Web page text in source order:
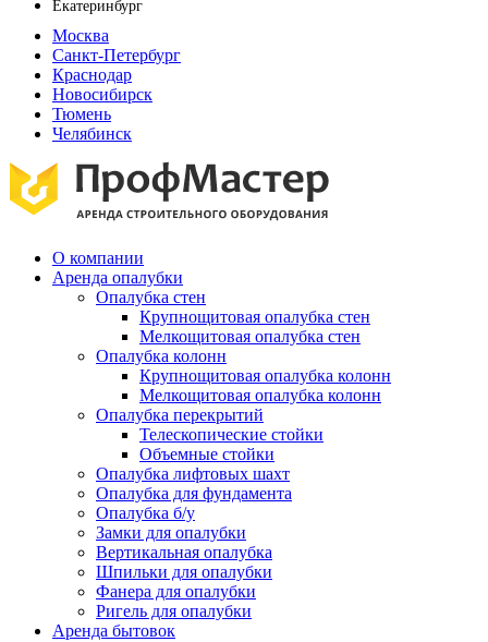
Екатеринбург
Москва
Санкт-Петербург
Краснодар
Новосибирск
Тюмень
Челябинск
О компании
Аренда опалубки
Опалубка стен
Крупнощитовая опалубка стен
Мелкощитовая опалубка стен
Опалубка колонн
Крупнощитовая опалубка колонн
Мелкощитовая опалубка колонн
Опалубка перекрытий
Телескопические стойки
Объемные стойки
Опалубка лифтовых шахт
Опалубка для фундамента
Опалубка б/у
Замки для опалубки
Вертикальная опалубка
Шпильки для опалубки
Фанера для опалубки
Ригель для опалубки
Аренда бытовок